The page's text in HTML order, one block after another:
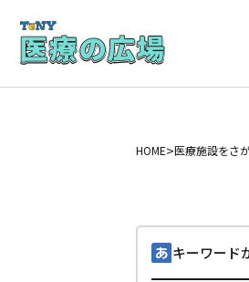
HOME>医療施設をさ
キーワード